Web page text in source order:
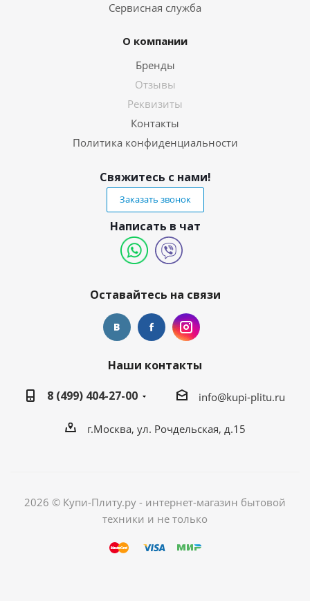
Сервисная служба
О компании
Бренды
Отзывы
Реквизиты
Контакты
Политика конфиденциальности
Свяжитесь с нами!
Заказать звонок
Написать в чат
Оставайтесь на связи
Наши контакты
8 (499) 404-27-00
info@kupi-plitu.ru
г.Москва, ул. Рочдельская, д.15
2026 © Купи-Плиту.ру - интернет-магазин бытовой
техники и не только